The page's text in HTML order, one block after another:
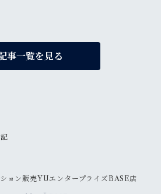
事一覧を見る
ョン販売YUエンタープライズBASE店